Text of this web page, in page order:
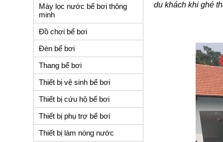
du khách khi ghé
Máy lọc nước bể bơi thông
minh
Đồ chơi bể bơi
Đèn bể bơi
Thang bể bơi
Thiết bị vệ sinh bể bơi
Thiết bị cứu hộ bể bơi
Thiết bị phụ trợ bể bơi
Thiết bị làm nóng nước